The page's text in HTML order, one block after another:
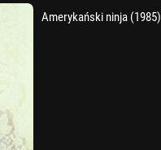
Amerykański ninja (1985)